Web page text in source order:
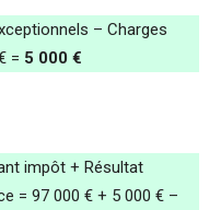
– Charges
= 5 000 €
impôt + Résultat
= 97 000 € + 5 000 € –